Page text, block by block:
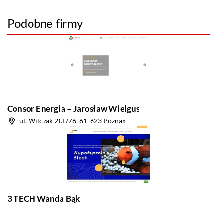
Podobne firmy
Consor Energia – Jarosław Wielgus
ul. Wilczak 20F/76, 61-623 Poznań
3 TECH Wanda Bąk